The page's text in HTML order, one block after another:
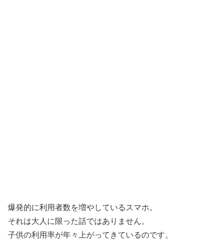
爆発的に利用者数を増やしているスマホ。
それは大人に限った話ではありません。
子供の利用率が年々上がってきているのです。